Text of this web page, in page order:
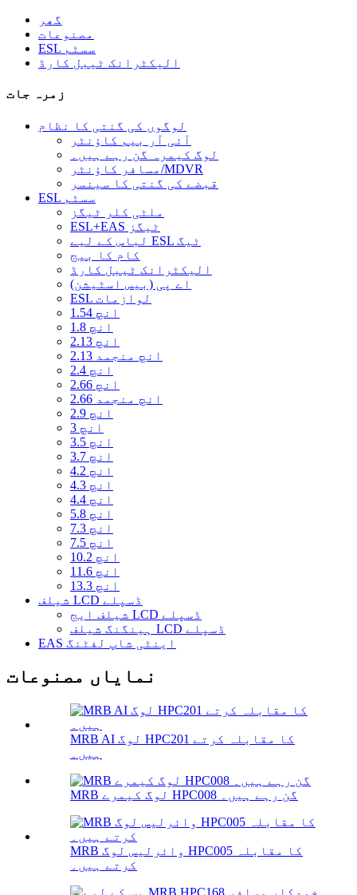
گھر
مصنوعات
ESL سسٹم
الیکٹرانک ٹیبل کارڈ
زمرہ جات
لوگوں کی گنتی کا نظام
آئی آر بیم کاؤنٹر
لوگ کیمرہ گن رہے ہیں۔
مسافر کاؤنٹر/MDVR
قبضے کی گنتی کا سینسر
ESL سسٹم
ملٹی کلر ٹیگز
ESL+EAS ٹیگز
لباس کے لیے ESL ٹیگ
کام کا بیج
الیکٹرانک ٹیبل کارڈ
اے پی (بیس اسٹیشن)
ESL لوازمات
1.54 انچ
1.8 انچ
2.13 انچ
2.13 انچ منجمد
2.4 انچ
2.66 انچ
2.66 انچ منجمد
2.9 انچ
3 انچ
3.5 انچ
3.7 انچ
4.2 انچ
4.3 انچ
4.4 انچ
5.8 انچ
7.3 انچ
7.5 انچ
10.2 انچ
11.6 انچ
13.3 انچ
شیلف LCD ڈسپلے
شیلف ایج LCD ڈسپلے
ہینگنگ شیلف LCD ڈسپلے
EAS اینٹی شاپ لفٹنگ
نمایاں مصنوعات
MRB AI لوگ HPC201 کا مقابلہ کرتے
ہیں۔
MRB لوگ کیمرے HPC008 گن رہے ہیں۔
MRB وائرلیس لوگ HPC005 کا مقابلہ
کرتے ہیں۔